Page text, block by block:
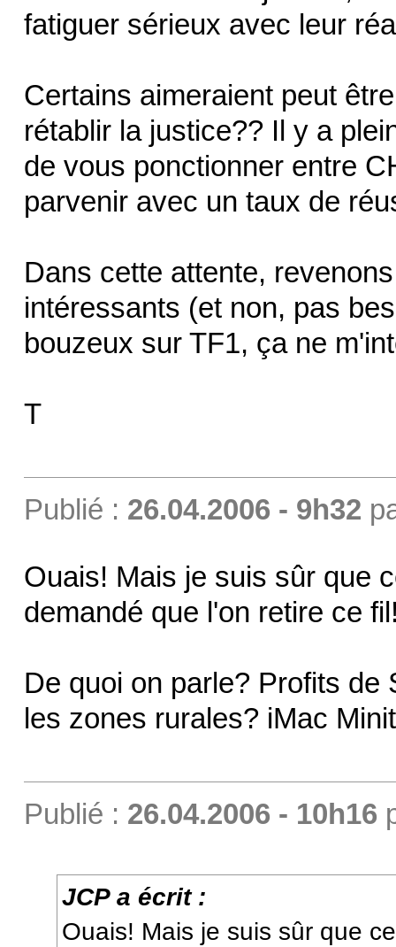
fatiguer sérieux avec leur
Certains aimeraient peut
rétablir la justice?? Il y a
de vous ponctionner entre
parvenir avec un taux de
Dans cette attente,
intéressants (et non, pas
bouzeux sur TF1, ça ne
T
Publié : 26.04.2006 - 9h32
Ouais! Mais je suis sûr que
demandé que l'on retire ce
De quoi on parle? Profits
les zones rurales? iMac
Publié : 26.04.2006 - 10h16
JCP a écrit :
Ouais! Mais je suis sûr que